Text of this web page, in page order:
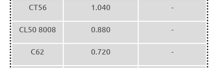
CT56 1.040 -
CL50 8008 0.880 -
C62 0.720 -